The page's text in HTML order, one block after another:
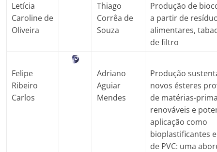
Letícia
Caroline de
Oliveira
Thiago
Corrêa de
Souza
Produção de
a partir de
alimentares,
de filtro
Felipe
Ribeiro
Carlos
Adriano
Aguiar
Mendes
Produção
novos ésteres
de matérias-
renováveis e
aplicação como
bioplastificantes
de PVC: uma